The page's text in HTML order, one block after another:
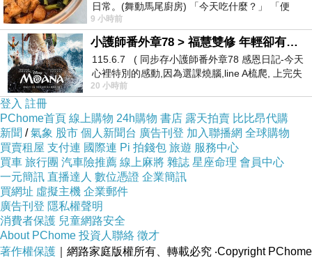
~~~
你讀完這一篇日記的時間
我們是不到一分鐘的朋友
但是看完下面那一則影片
我們是超過一分鐘的朋友
日常。(舞動馬尾廚房) 「今天吃什麼？」 「便
當？麵？還是炒飯？」 每天都在選擇
9 小時前
小護師番外章78 > 福慧雙修 年輕卻有個老靈魂 ㄑ金剛經〉podcast
115.6.7 ( 同步存小護師番外章78 感恩日記-今天
心裡特別的感動,因為選課燒腦,line A梳爬, 上完失
智課的她,特來傾
20 小時前
登入 註冊
PChome首頁 線上購物 24h購物 書店 露天拍賣 比比昂代購
新聞 /氣象 股市 個人新聞台 廣告刊登 加入聯播網 全球購物
買賣租屋 支付連 國際連 Pi 拍錢包 旅遊 服務中心
買車 旅行團 汽車險推薦 線上麻將 雜誌 星座命理 會員中心
一元簡訊 直播達人 數位憑證 企業簡訊
買網址 虛擬主機 企業郵件
廣告刊登 隱私權聲明
消費者保護 兒童網路安全
About PChome 投資人聯絡 徵才
著作權保護 ｜網路家庭版權所有、轉載必究 ‧Copyright PChome